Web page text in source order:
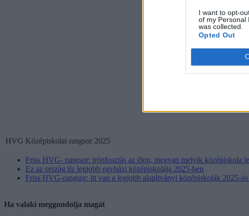
I want to opt-
of my Personal
was collected.
Opted Out
HVG Középiskolai rangsor 2025
Friss HVG- rangsor: trónfosztás az élen, megvan melyik középiskola
Ez az ország tíz legjobb egyházi középiskolája 2025-ben
Friss HVG-rangsor: itt van a legjobb alapítványi középiskolák 2025-ös
Ha valaki meggondolja magát